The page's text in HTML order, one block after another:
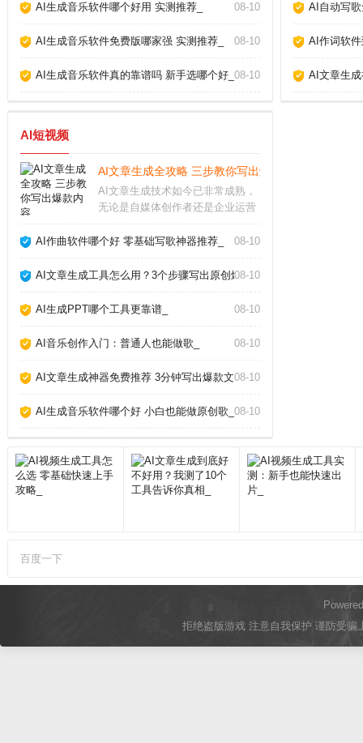
AI生成音乐软件哪个好用 实测推荐_ 08-10
AI生成音乐软件免费版哪家强 实测推荐_ 08-10
AI生成音乐软件真的靠谱吗 新手选哪个好_ 08-10
AI自动写
AI作词软
AI文章生
AI短视频
AI文章生成全攻略 三步教你写出爆款内容_
AI文章生成技术如今已非常成熟，
无论是自媒体创作者还是企业运营
内容。但很多人只停留在“复制粘
正潜力。要想让AI写出符合需求、
AI作曲软件哪个好 零基础写歌神器推荐_ 08-10
AI文章生成工具怎么用？3个步骤写出原创爆款_
08-10
AI生成PPT哪个工具更靠谱_ 08-10
AI音乐创作入门：普通人也能做歌_ 08-10
AI文章生成神器免费推荐 3分钟写出爆款文章_
08-10
AI生成音乐软件哪个好 小白也能做原创歌_ 08-10
百度一下
拒绝盗版游戏 注意自我保护 谨防受